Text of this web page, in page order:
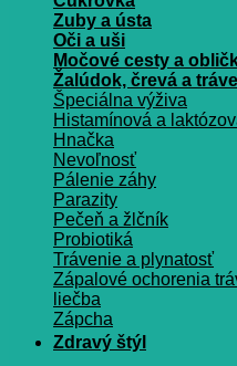
Zuby a ústa
Oči a uši
Močové cesty a
Žalúdok, črevá a
Špeciálna výživa
Histamínová a
Hnačka
Nevoľnosť
Pálenie záhy
Parazity
Pečeň a žlčník
Probiotiká
Trávenie a plynatosť
Zápalové ochorenia
liečba
Zápcha
Zdravý štýl